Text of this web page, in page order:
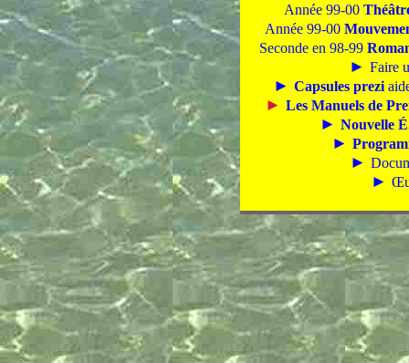
Année 99-00
Année 99-00
Seconde en 98-99
►Faire
►Capsules prezi
► Les Manuels de
► Nouvelle
►
►
►